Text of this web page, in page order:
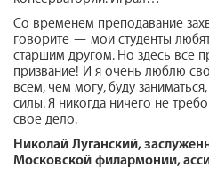
Со временем преподавание
говорите — мои студенты
старшим другом. Но здесь все
призвание! И я очень люблю
всем, чем могу, буду
силы. Я никогда ничего не
свое дело.
Николай Луганский,
Московской филармонии,